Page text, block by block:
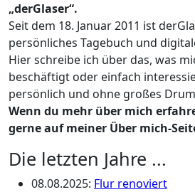
„derGlaser“.
Seit dem 18. Januar 2011 ist
persönliches Tagebuch und
Hier schreibe ich über das, was
beschäftigt oder einfach
persönlich und ohne großes
Wenn du mehr über mich
gerne auf meiner Über mich-
Die letzten Jahre ...
08.08.2025: Flur renoviert